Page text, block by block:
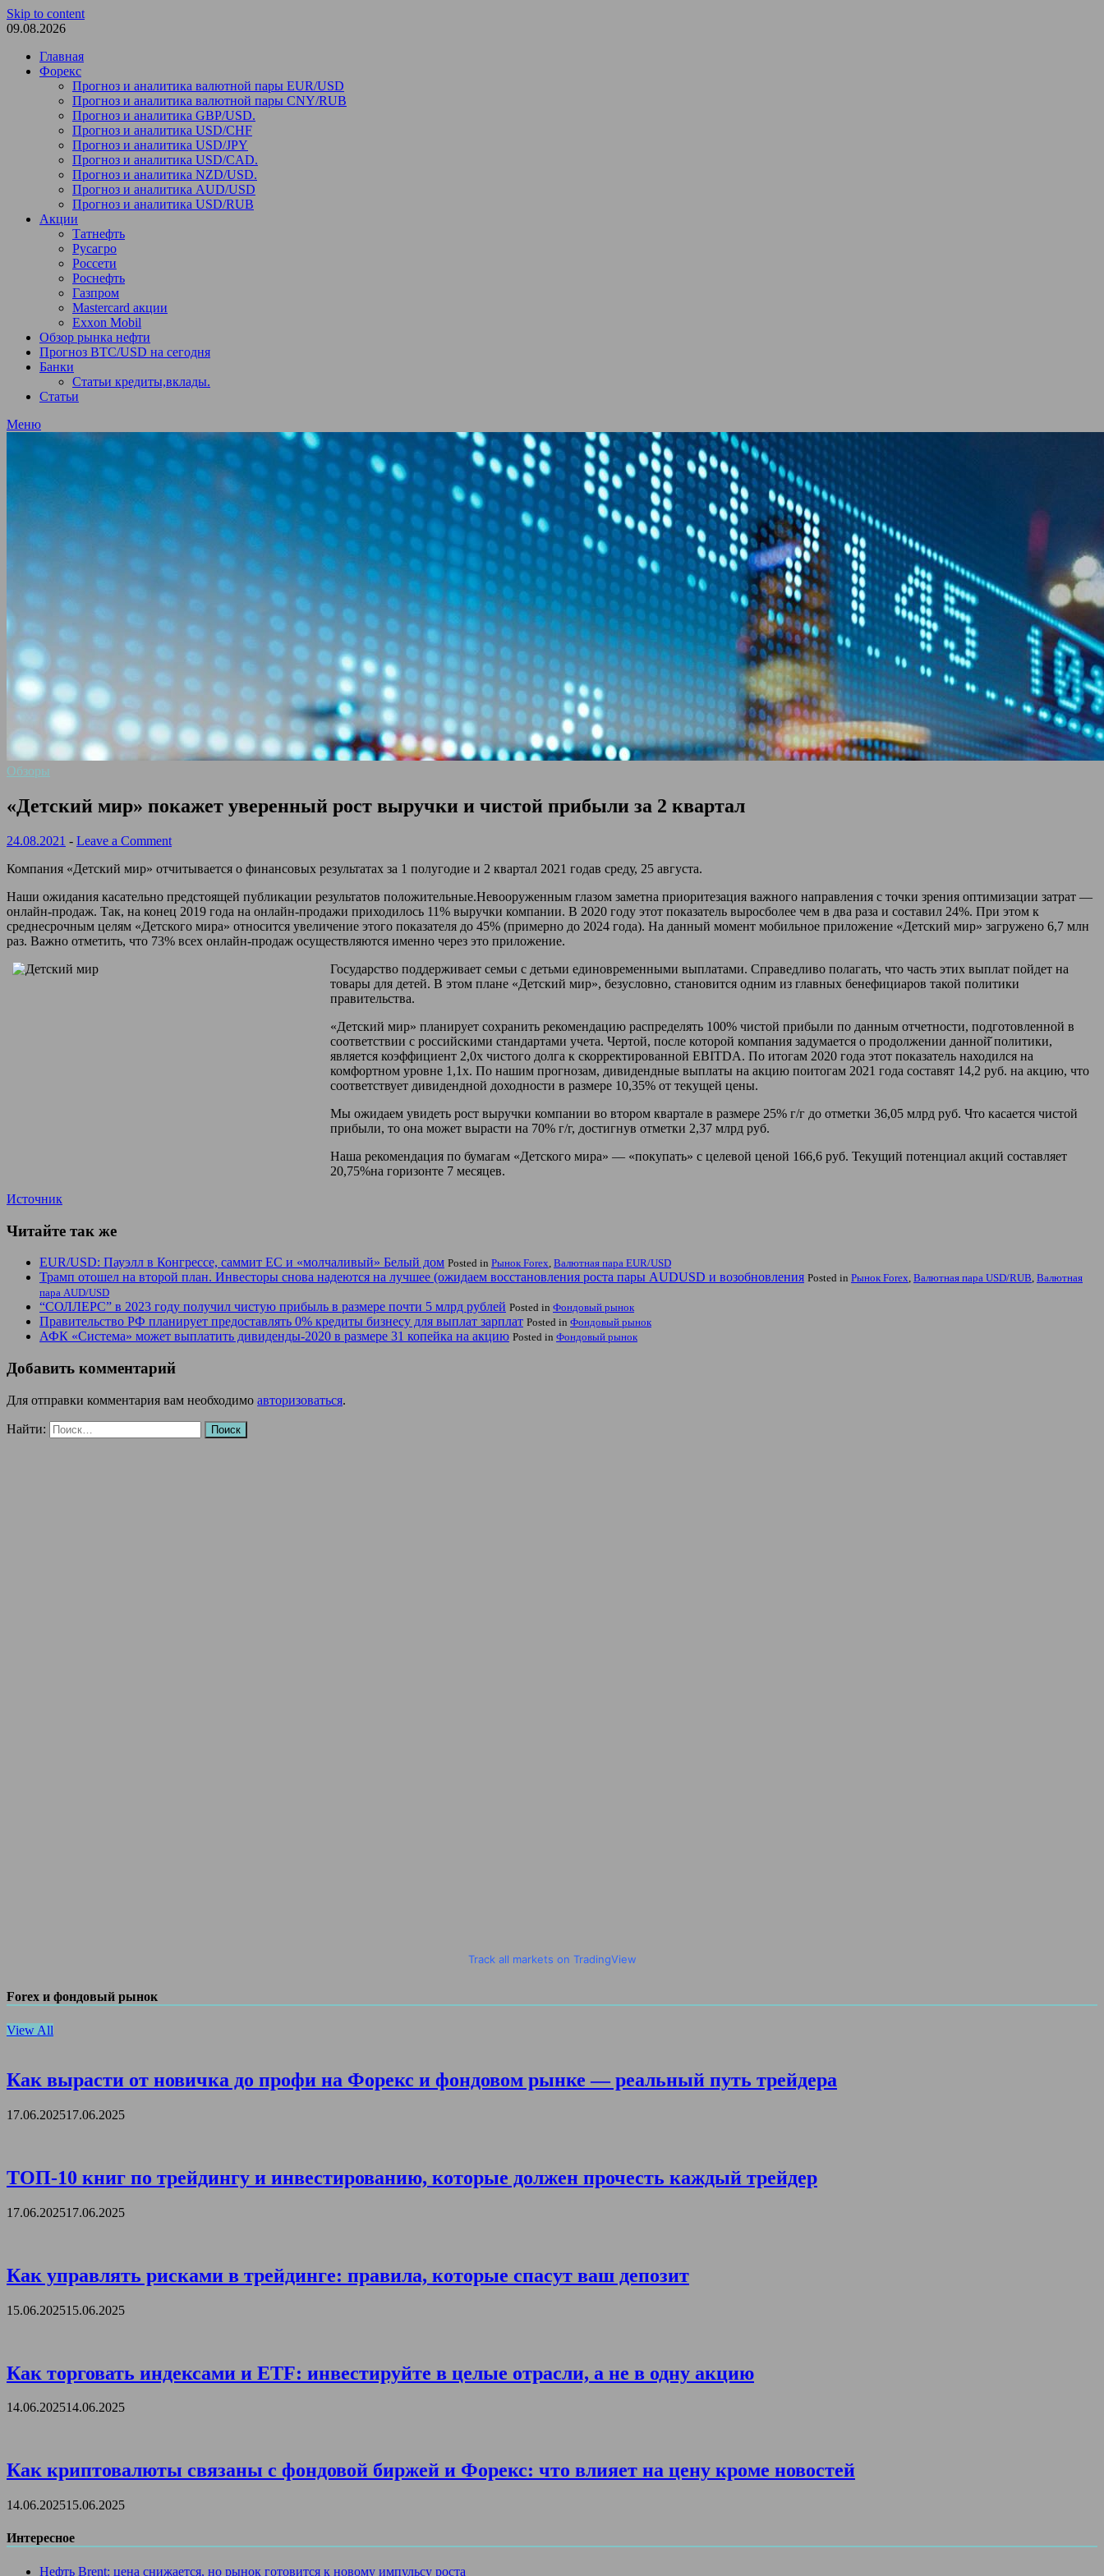
Skip to content
09.08.2026
Главная
Форекс
Прогноз и аналитика валютной пары EUR/USD
Прогноз и аналитика валютной пары CNY/RUB
Прогноз и аналитика GBP/USD.
Прогноз и аналитика USD/CHF
Прогноз и аналитика USD/JPY
Прогноз и аналитика USD/CAD.
Прогноз и аналитика NZD/USD.
Прогноз и аналитика AUD/USD
Прогноз и аналитика USD/RUB
Акции
Татнефть
Русагро
Россети
Роснефть
Газпром
Mastercard акции
Exxon Mobil
Обзор рынка нефти
Прогноз BTC/USD на сегодня
Банки
Статьи кредиты,вклады.
Статьи
Меню
Обзоры
«Детский мир» покажет уверенный рост выручки и чистой прибыли за 2 квартал
24.08.2021 - Leave a Comment
Компания «Детский мир» отчитывается о финансовых результатах за 1 полугодие и 2 квартал 2021 годав среду, 25 августа.
Наши ожидания касательно предстоящей публикации результатов положительные.Невооруженным глазом заметна приоритезация важного направления с точки зрения оптимизации затрат —
онлайн-продаж. Так, на конец 2019 года на онлайн-продажи приходилось 11% выручки компании. В 2020 году этот показатель выросболее чем в два раза и составил 24%. При этом к
среднесрочным целям «Детского мира» относится увеличение этого показателя до 45% (примерно до 2024 года). На данный момент мобильное приложение «Детский мир» загружено 6,7 млн
раз. Важно отметить, что 73% всех онлайн-продаж осуществляются именно через это приложение.
Государство поддерживает семьи с детьми единовременными выплатами. Справедливо полагать, что часть этих выплат пойдет на
товары для детей. В этом плане «Детский мир», безусловно, становится одним из главных бенефициаров такой политики
правительства.
«Детский мир» планирует сохранить рекомендацию распределять 100% чистой прибыли по данным отчетности, подготовленной в
соответствии с российскими стандартами учета. Чертой, после которой компания задумается о продолжении данной̆ политики,
является коэффициент 2,0x чистого долга к скорректированной EBITDA. По итогам 2020 года этот показатель находился на
комфортном уровне 1,1x. По нашим прогнозам, дивидендные выплаты на акцию поитогам 2021 года составят 14,2 руб. на акцию, что
соответствует дивидендной доходности в размере 10,35% от текущей цены.
Мы ожидаем увидеть рост выручки компании во втором квартале в размере 25% г/г до отметки 36,05 млрд руб. Что касается чистой
прибыли, то она может вырасти на 70% г/г, достигнув отметки 2,37 млрд руб.
Наша рекомендация по бумагам «Детского мира» — «покупать» с целевой ценой 166,6 руб. Текущий потенциал акций составляет
20,75%на горизонте 7 месяцев.
Источник
Читайте так же
EUR/USD: Пауэлл в Конгрессе, саммит ЕС и «молчаливый» Белый дом Posted in Рынок Forex, Валютная пара EUR/USD
Трамп отошел на второй план. Инвесторы снова надеются на лучшее (ожидаем восстановления роста пары AUDUSD и возобновления Posted in Рынок Forex, Валютная пара USD/RUB, Валютная
пара AUD/USD
“СОЛЛЕРС” в 2023 году получил чистую прибыль в размере почти 5 млрд рублей Posted in Фондовый рынок
Правительство РФ планирует предоставлять 0% кредиты бизнесу для выплат зарплат Posted in Фондовый рынок
АФК «Система» может выплатить дивиденды-2020 в размере 31 копейка на акцию Posted in Фондовый рынок
Добавить комментарий
Для отправки комментария вам необходимо авторизоваться.
Найти:
Track all markets on TradingView
Forex и фондовый рынок
View All
Как вырасти от новичка до профи на Форекс и фондовом рынке — реальный путь трейдера
17.06.202517.06.2025
ТОП-10 книг по трейдингу и инвестированию, которые должен прочесть каждый трейдер
17.06.202517.06.2025
Как управлять рисками в трейдинге: правила, которые спасут ваш депозит
15.06.202515.06.2025
Как торговать индексами и ETF: инвестируйте в целые отрасли, а не в одну акцию
14.06.202514.06.2025
Как криптовалюты связаны с фондовой биржей и Форекс: что влияет на цену кроме новостей
14.06.202515.06.2025
Интересное
Нефть Brent: цена снижается, но рынок готовится к новому импульсу роста